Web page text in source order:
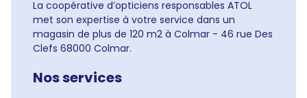
La coopérative d’opticiens responsables ATOL
met son expertise à votre service dans un
magasin de plus de 120 m2 à Colmar - 46 rue Des
Clefs 68000 Colmar.
Nos services